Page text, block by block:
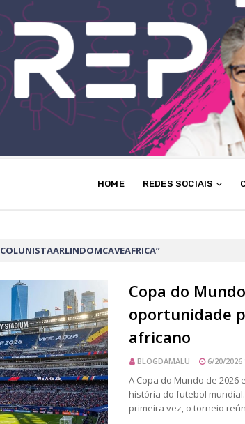
HOME REDES SOCIAIS
COLUNISTAARLINDOMCAVEAFRICA
Copa do
oportunidade
africano
BLOGDAMALU 6/20/2026
A Copa do Mundo de
história do futebol mundial.
primeira vez, o torneio